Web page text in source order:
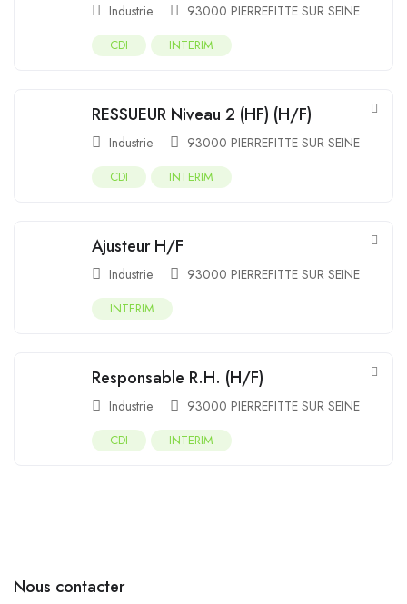
Industrie 93000 PIERREFITTE SUR SEINE
CDI INTERIM
RESSUEUR Niveau 2 (HF) (H/F)
Industrie 93000 PIERREFITTE SUR SEINE
CDI INTERIM
Ajusteur H/F
Industrie 93000 PIERREFITTE SUR SEINE
INTERIM
Responsable R.H. (H/F)
Industrie 93000 PIERREFITTE SUR SEINE
CDI INTERIM
Nous contacter